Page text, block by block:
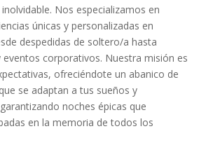
Nos especializamos en
únicas y personalizadas en
despedidas de soltero/a hasta
eventos corporativos. Nuestra misión es
ofreciéndote un abanico de
se adaptan a tus sueños y
noches épicas que
en la memoria de todos los